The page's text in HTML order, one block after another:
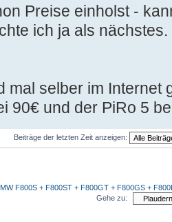
Preise einholst -
ich ja als nächstes.
mal selber im Internet
90€ und der PiRo 5
Beiträge der letzten Zeit anzeigen:
F800S + F800ST + F800GT + F800GS +
Gehe zu: